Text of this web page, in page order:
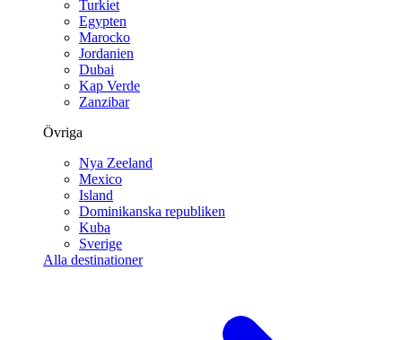
Turkiet
Egypten
Marocko
Jordanien
Dubai
Kap Verde
Zanzibar
Övriga
Nya Zeeland
Mexico
Island
Dominikanska republiken
Kuba
Sverige
Alla destinationer